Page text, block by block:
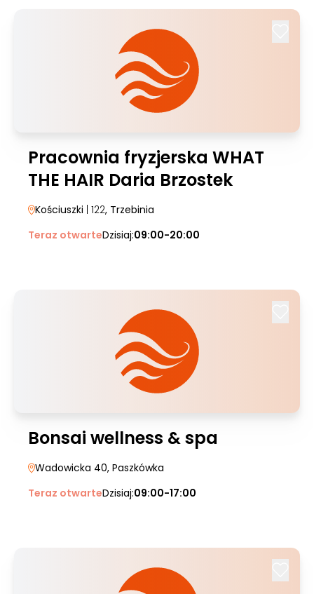
Pracownia fryzjerska WHAT
THE HAIR Daria Brzostek
Kościuszki | 122, Trzebinia
Teraz otwarteDzisiaj:09:00-20:00
Bonsai wellness & spa
Wadowicka 40, Paszkówka
Teraz otwarteDzisiaj:09:00-17:00